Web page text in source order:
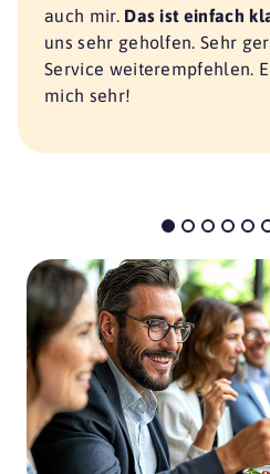
auch mir. Das ist einfach
uns sehr geholfen. Sehr
Service weiterempfehlen.
mich sehr!